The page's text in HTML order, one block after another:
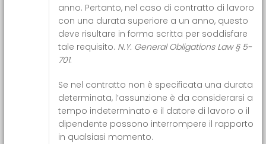
anno. Pertanto, nel caso di contratto di lavoro
con una durata superiore a un anno, questo
deve risultare in forma scritta per soddisfare
tale requisito. N.Y. General Obligations Law § 5-
701.
Se nel contratto non è specificata una durata
determinata, l’assunzione è da considerarsi a
tempo indeterminato e il datore di lavoro o il
dipendente possono interrompere il rapporto
in qualsiasi momento.